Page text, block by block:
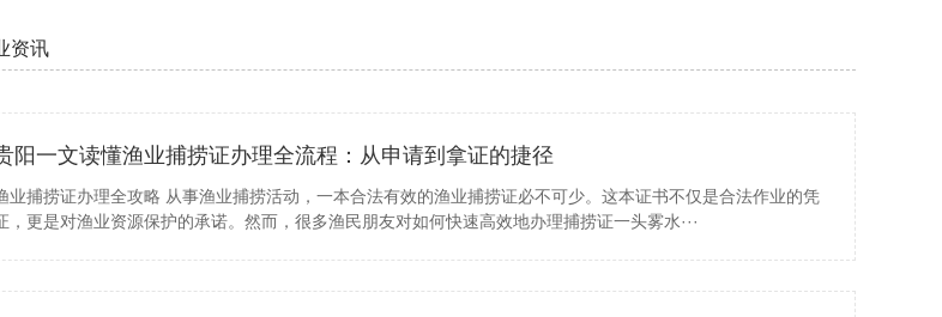
资讯
阳一文读懂渔业捕捞证办理全流程：从申请到拿证的捷径
业捕捞证办理全攻略 从事渔业捕捞活动，一本合法有效的渔业捕捞证必不可少。这本证书不仅是合法作业的凭
，更是对渔业资源保护的承诺。然而，很多渔民朋友对如何快速高效地办理捕捞证一头雾水···